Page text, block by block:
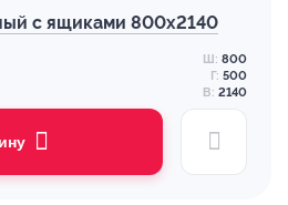
с ящиками 800х2140
Ш: 800
Г: 500
В: 2140